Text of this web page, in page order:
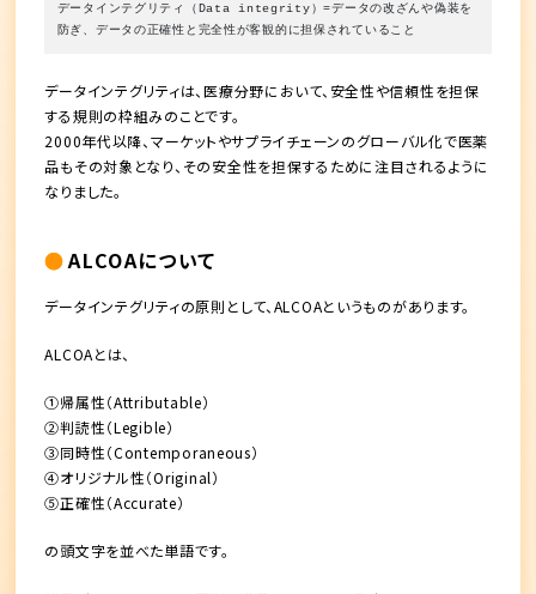
データインテグリティ（Data integrity）=データの改ざんや偽装を
防ぎ、データの正確性と完全性が客観的に担保されていること
データインテグリティは、医療分野において、安全性や信頼性を担保
する規則の枠組みのことです。
2000年代以降、マーケットやサプライチェーンのグローバル化で医薬
品もその対象となり、その安全性を担保するために注目されるように
なりました。
ALCOAについて
データインテグリティの原則として、ALCOAというものがあります。
ALCOAとは、
①帰属性（Attributable）
②判読性（Legible）
③同時性（Contemporaneous）
④オリジナル性（Original）
⑤正確性（Accurate）
の頭文字を並べた単語です。